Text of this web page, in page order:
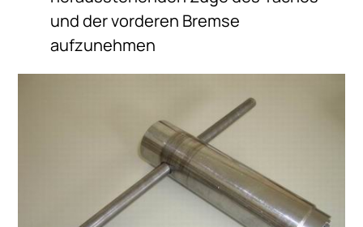
und der vorderen Bremse
aufzunehmen